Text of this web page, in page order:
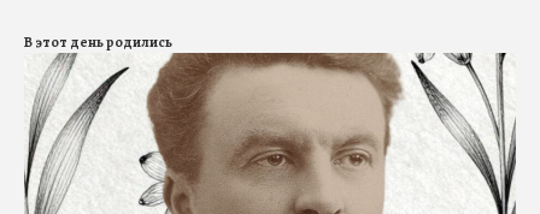
В этот день родились